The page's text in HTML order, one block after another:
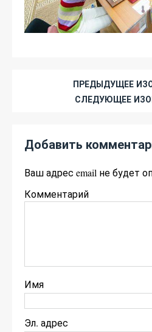
ПРЕДЫДУЩЕЕ
СЛЕДУЮЩЕЕ
Добавить
Ваш адрес email не будет
Комментарий
Имя
Эл. адрес